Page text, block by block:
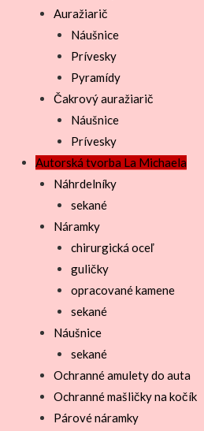
Auražiarič
Náušnice
Prívesky
Pyramídy
Čakrový auražiarič
Náušnice
Prívesky
Autorská tvorba La Michaela
Náhrdelníky
sekané
Náramky
chirurgická oceľ
guličky
opracované kamene
sekané
Náušnice
sekané
Ochranné amulety do auta
Ochranné mašličky na kočík
Párové náramky